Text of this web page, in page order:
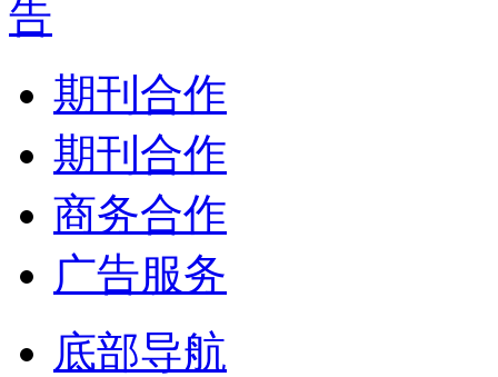
期刊合作
期刊合作
商务合作
广告服务
底部导航